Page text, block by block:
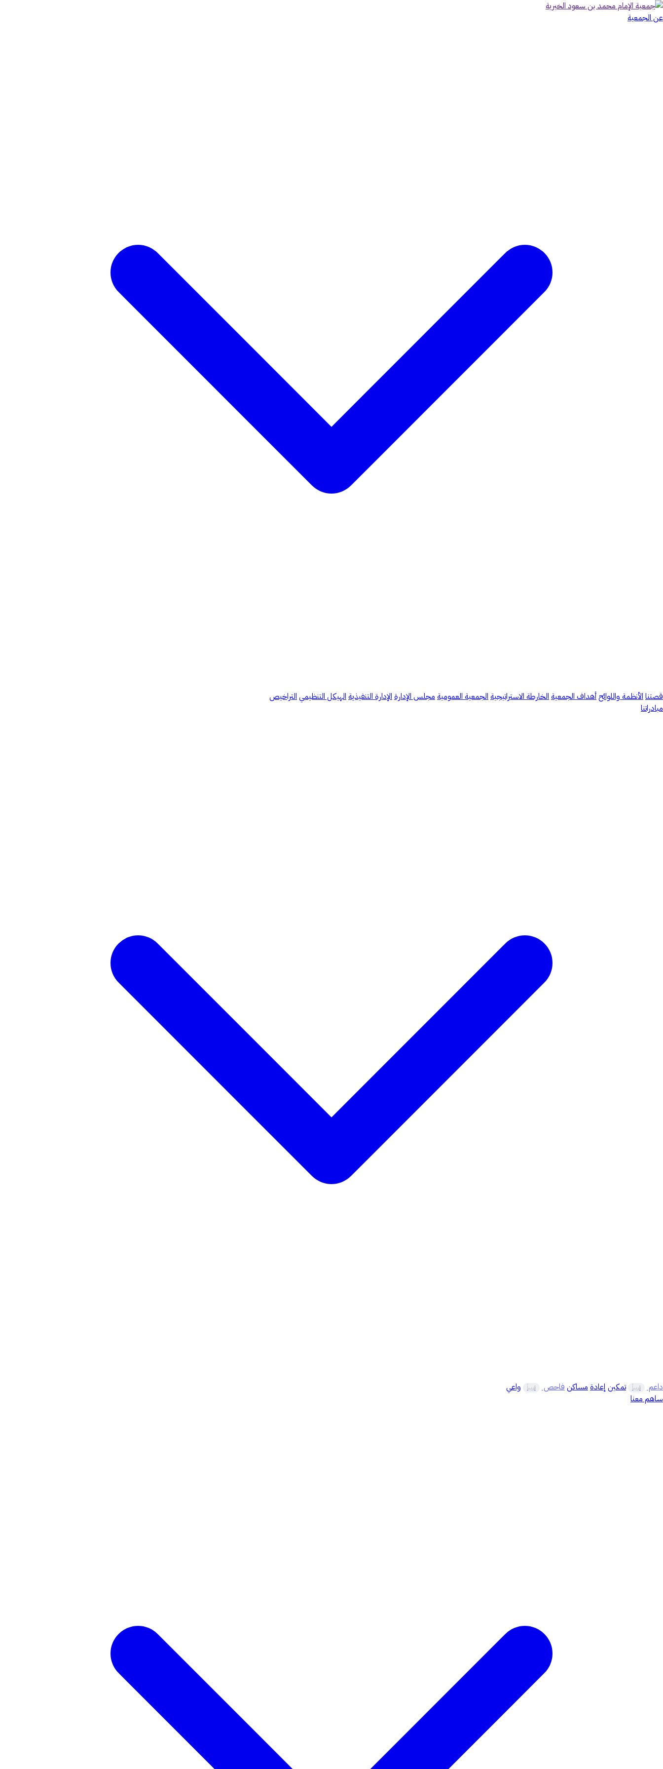
عن الجمعية
قصتناالأنظمة واللوائحأهداف الجمعيةالخارطة الاستراتيجيةالجمعية العموميةمجلس الإدارةالإدارة التنفيذيةالهيكل التنظيميالتراخيص
مبادراتنا
داعم قريباً تمكين إعادةمساكنفاحص قريباً
واعي
ساهم معنا